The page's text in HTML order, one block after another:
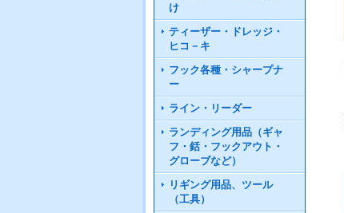
け
ティーザー・ドレッジ・
ヒコ－キ
フック各種・シャープナ
ー
ライン・リーダー
ランディング用品（ギャ
フ・銛・フックアウト・
グローブなど）
リギング用品、ツール
（工具）